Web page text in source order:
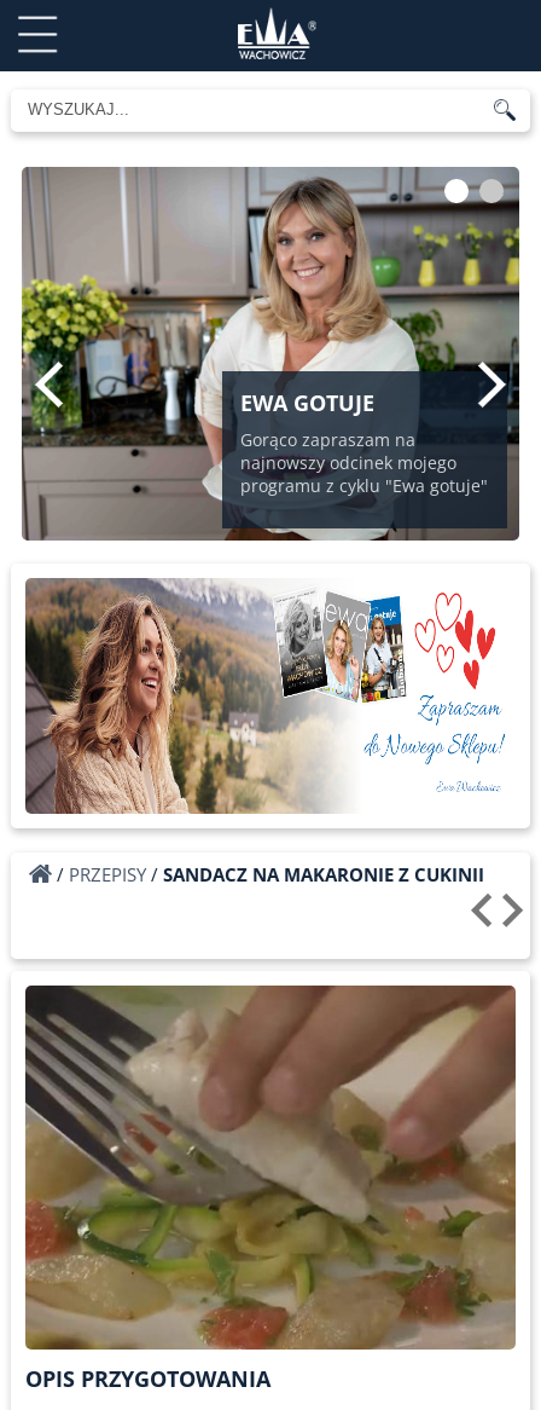
EWA GOTUJE
Gorąco zapraszam na
najnowszy odcinek mojego
programu z cyklu "Ewa gotuje"
1 2
/ PRZEPISY/ SANDACZ NA MAKARONIE Z CUKINII
OPIS PRZYGOTOWANIA